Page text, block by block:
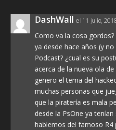
DashWall el 11 julio,
Como va la cosa
ya desde hace años (y
Podcast? ¿cual es su
acerca de la nueva ola
genero el tema del
muchas personas que
que la piratería es mala
desde la PsOne ya
hablemos del famoso